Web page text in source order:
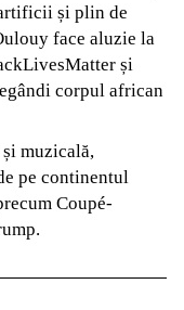
și plin de
face aluzie la
și
corpul african
muzicală,
pe continentul
Coupé-